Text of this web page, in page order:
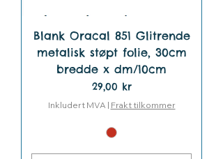
Blank Oracal 851 Glitrende
metalisk støpt folie, 30cm
bredde x dm/10cm
Pris
29,00 kr
Inkludert MVA | Frakt tilkommer